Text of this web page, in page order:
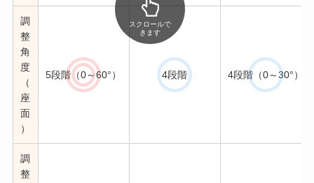
調
整
角
度
（
座
面
）
5段階（0～60°） 4段階 4段階（0～30°）
調
整
スクロールで
きます